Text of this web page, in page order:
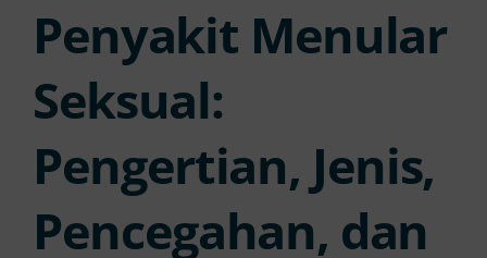
Layanan
FAQs
Artikel
Penyakit Menular
Seksual:
Pengertian, Jenis,
Pencegahan, dan